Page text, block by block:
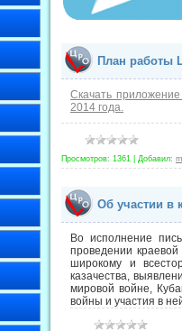
План работы
Скачать
2014 года.
Просмотров: 1361 Добавил:
Об участии в
Во исполнение
проведении
широкому и
казачества,
мировой войне,
войны и участия в